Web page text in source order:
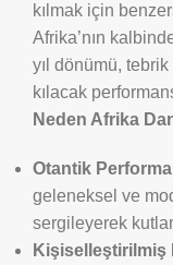
kılmak için
Afrika’nın
yıl dönümü,
kılacak
Neden Afrika
Otantik
geleneksel ve
sergileyerek
Kişiselleştirilmiş